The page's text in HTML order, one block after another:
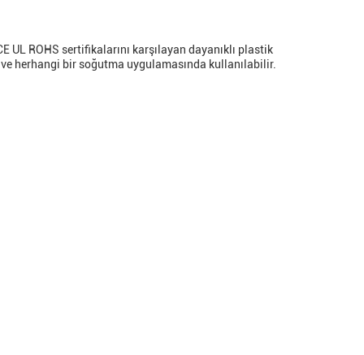
ROHS sertifikalarını karşılayan dayanıklı plastik
herhangi bir soğutma uygulamasında kullanılabilir.